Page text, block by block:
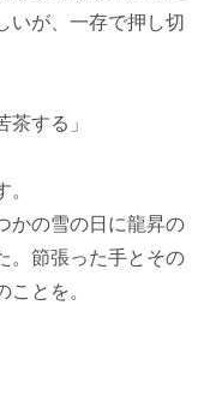
いが、一存で押し切
する」
かの雪の日に龍昇の
。節張った手とその
とを。